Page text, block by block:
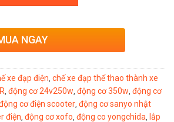
NGAY
xe đạp điện chế xe đạp thể thao thành xe
động cơ 24v250w động cơ 350w động cơ
cơ điện scooter động cơ sanyo nhật
điện động cơ xofo động co yongchida lắp